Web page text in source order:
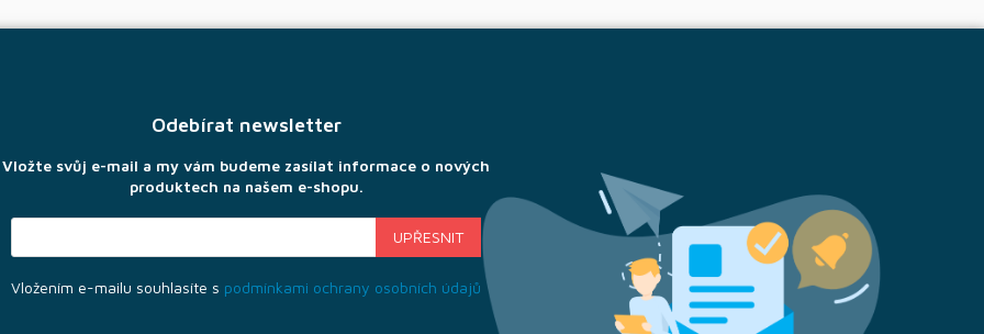
Odebírat newsletter
Vložte svůj e-mail a my vám budeme zasílat informace o nových
produktech na našem e-shopu.
Vložením e-mailu souhlasíte s podmínkami ochrany osobních údajů